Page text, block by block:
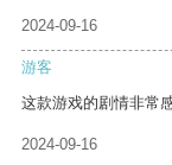
2024-09-16
游客
这款游戏的剧情非常
2024-09-16